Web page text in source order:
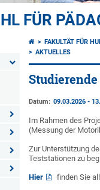
FÜR
FAKULTÄT FÜR
AKTUELLES
Datum: 09.03.2026 -
Im Rahmen des
(Messung der
Zur Unterstützung
Teststationen zu
Hier finden Sie